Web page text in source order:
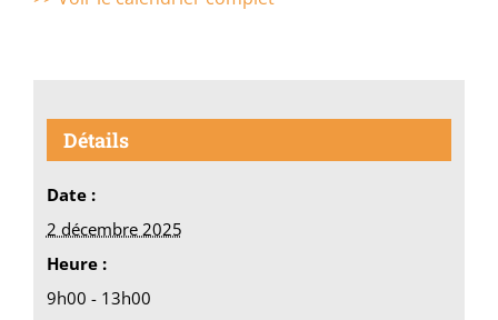
Détails
Date :
2 décembre 2025
Heure :
9h00 - 13h00